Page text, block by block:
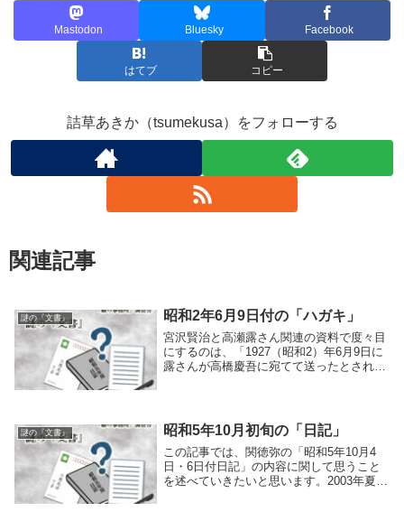
Mastodon Bluesky Facebook
はてブ コピー
詰草あきか（tsumekusa）をフォローする
関連記事
謎の『文書』 昭和2年6月9日付の「ハガキ」
宮沢賢治と高瀬露さん関連の資料で度々目
にするのは、「1927（昭和2）年6月9日に
露さんが高橋慶吾に宛てて送ったとされる
容を引...
謎の『文書』 昭和5年10月初旬の「日記」
この記事では、関徳弥の「昭和5年10月4
日・6日付日記」の内容に関して思うこと
を述べていきたいと思います。2003年夏に